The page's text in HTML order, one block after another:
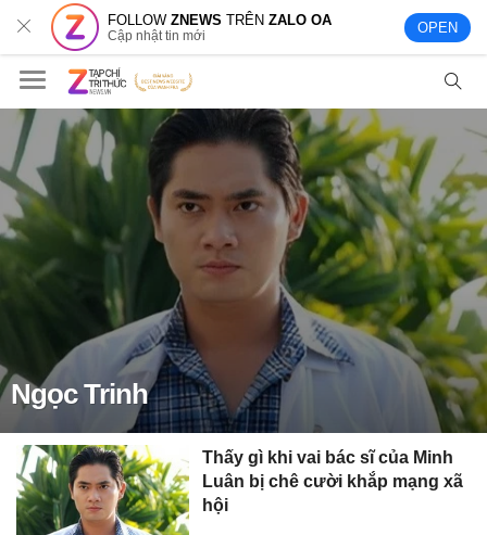
FOLLOWZNEWS TRÊNZALO OA
Cập nhật tin mới OPEN
Ngọc Trinh
Thấy gì khi vai bác sĩ của Minh
Luân bị chê cười khắp mạng xã
hội